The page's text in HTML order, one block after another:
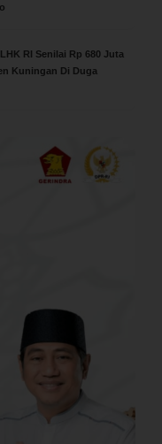
RI Senilai Rp 680 Juta
Kuningan Di Duga